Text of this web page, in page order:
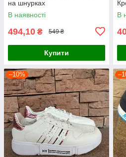
на шнурках
В наявності
494,10 ₴ 549 ₴
Купити
В
–10%